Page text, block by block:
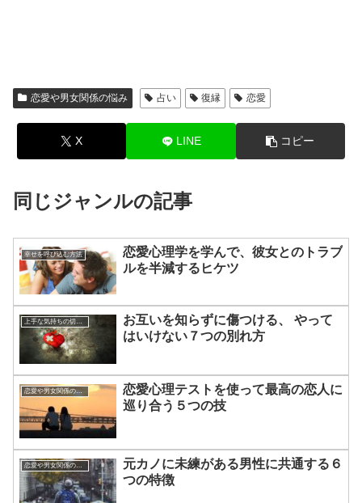
恋愛や男女関係の悩み 占い 復縁 恋愛
X LINE コピー
同じジャンルの記事
幸せを呼び込む方法
恋愛心理学を学んで、彼女とのトラブ
ルを半減するヒケツ
上手な気持ちの切り替えかた
お互いを知らずに傷つける、 やって
はいけない７つの別れ方
恋愛や男女関係の悩み
恋愛心理テストを使って最高の恋人に
巡り合う５つの技
恋愛や男女関係の悩み
元カノに未練がある男性に共通する６
つの特徴